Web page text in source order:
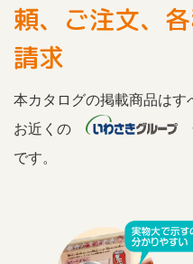
頼、ご注文、
請求
本カタログの掲載商品はす
お近くの
です。